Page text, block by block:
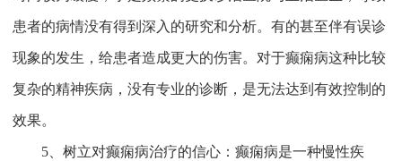
患者的病情没有得到深入的研究和分析。有的甚至伴有误诊
现象的发生，给患者造成更大的伤害。对于癫痫病这种比较
复杂的精神疾病，没有专业的诊断，是无法达到有效控制的
效果。
5、树立对癫痫病治疗的信心：癫痫病是一种慢性疾